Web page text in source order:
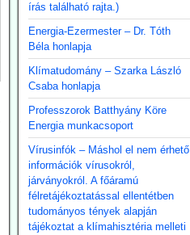
írás található rajta.)
Energia-Ezermester – Dr. Tóth
Béla honlapja
Klímatudomány – Szarka László
Csaba honlapja
Professzorok Batthyány Köre
Energia munkacsoport
Vírusinfók – Máshol el nem érhető
információk vírusokról,
járványokról. A főáramú
félretájékoztatással ellentétben
tudományos tények alapján
tájékoztat a klímahisztéria melleti